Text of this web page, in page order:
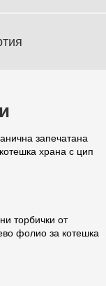
запечатана
храна с цип
торбички от
фолио за котешка